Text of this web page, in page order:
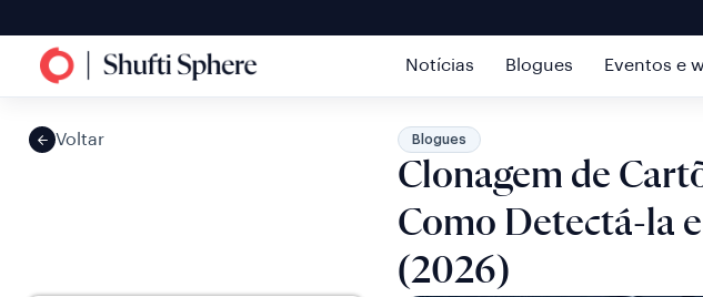
Notícias Blogues Eventos e
Voltar Blogues
Clonagem de
Como Detectá-la
(2026)